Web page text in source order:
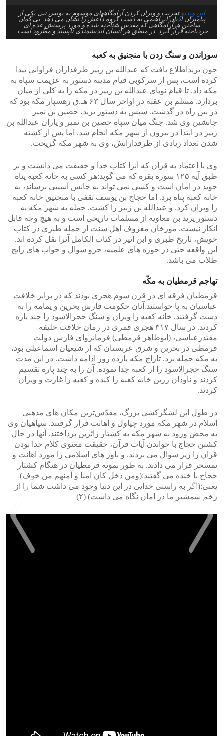
این ویدیو تخریب و ویران کردن آرامگاههای موسوم به یونس نبی یکی از
پیامبران ادیان ابراهیمی به دست گروه داعش را نشان می دهد. بی گمان
ساختن هرآرامگاهی که مقدس شناخته شده و مورد پرستش عده ای
خردباخته قرار گیرد در منطق هر انسان اندیشمندی ناپسند و مطرود است.
سوزاندن و سنگ زدن با منجنیق به کعبه
چون یزیداطلاع یافت که عبدالله بن زبیر طرفداران فراوانی پیدا
کرده است، پس از سرکوبی قیام مدینه دستور به عزیمت سپاه به
مکه داد. تا قیام نوپای عبدالله بن زبیر در مکه را به کلی از میان
بردارد. مسلم بن عقبه در اواخر سال ۶٣ هـ.ق رهسپار مکه بود که
در بین راه در گذشت. سپس به دستور یزید، حصین بن نمیر
جانشین وی شد. جنگ میان سپاه حصین بن نمیر و یاران عبدالله بن
زبیر در ابتدا در بیرون از شهر مکه انجام شد. اما پس از کشته
شدن تعداد زیادی از طرفدارانش، وی به شهر مکه گریخت.
وی با اعتماد به قران که آنرا کتاب خدا و حقیقت می دانست و بر
طبق آیه ۱۲۵ سوره بقره که می گوید:هر کسی به خانه کعبه پناه
جوید در امان است و کسی نمی تواند به جانش آسیبی برساند، به
خانه کعبه پناه برد. اما حجاج بن یوسف ثقفی با منجنیق خانه کعبه
را ویران کرد. و عبدالله بن زبیر را کشت. حمله به شهر مکه به
دستور یزید بن معاویه از مسلمات تاریخی است و به هیچ وجه قابل
انکار نیست. مورخان معروف اهل سنت از جمله طبری در کتاب
خویش، تاریخ طبری و ابن اثیر در کتاب الکامل آنرا نقل کرده اند.
این واقعه حتی در حوزه های علمیه، جزو سوال و جواب های رایج
طلاب می باشد.
تهاجم قرمطیان به مکّه
قرمطیان فرقه ای در قرن سوم هجری بودند که در برابر خلافت
عباسیان به پا خواستند.آنان حکومت فارس بحرین و یمامه را به
دست گرفتند. خانه کعبه را ویران و سنگ حجرالاسود را چند پاره
کردند. در سال ۳۱۷ هجری قمری در زمان خلافت خلیفه
مقتدرعباسی، (ابوطاهر قرمطی) فرمانروای فارس دولت
قرمطی در بحرین و شرق عربستان که از شیعیان اسماعیلی بود،
به مکه حمله برد. تاراج مکه یازده روز ادامه داشت. در این مدت
سنگ حجرالاسود را از کعبه جدا نموده. آن را به چند پاره تقسیم
کردند و ناودان زرین خانه کعبه را کنده و کعبه را غارت و ویران
کردند.
در طول این لشگرکشی بزرگ، مقدّس‌ترین مکان های مذهبی
اسلام در شهر مکه مورد چپاول و اهانت قرار گرفتند. سپاهیان وی
به محض ورود به شهر مکه به کشتار زائرین پرداختند. آنها در حال
کشتن حجاج با خواندن آیات قرآن، حقیقت معنوی کلام خدا بودن
قران را زیر سوال می بردند. و باور های اسلامی را مورد اهانت و
تمسخر قرار می دادند. به طور نمونه قرمطیان در هنگام کشتار
حجاج با خنده می گفتند:(ومن دخل کان امنا و آمنهم من خوف)
یعنی:(اگر به راستی خدایی در این دنیا وجود می داشت شما را از
زخم شمشیر ما در امان نگاه می داشت) (٢)